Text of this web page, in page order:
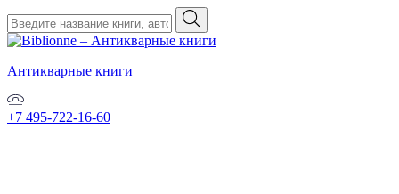
Антикварные книги
+7 495-722-16-60